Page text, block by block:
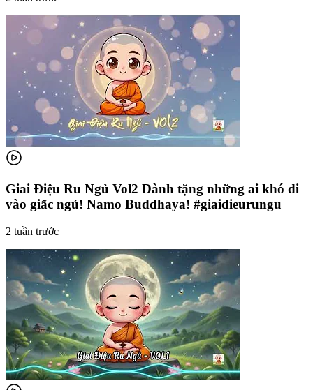
Giai Điệu Ru Ngủ Vol2 Dành tặng những ai khó đi
vào giấc ngủ! Namo Buddhaya! #giaidieurungu
2 tuần trước